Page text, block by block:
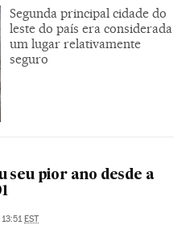
Segunda principal cidade do
leste do país era considerada
um lugar relativamente
seguro
seu pior ano desde a
EST